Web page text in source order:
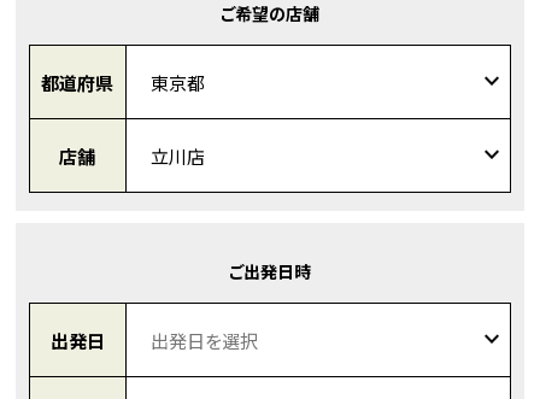
ご希望の店舗
都道府県
店舗
ご出発日時
出発日